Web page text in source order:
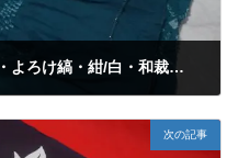
Sold out【男児浴衣6-8歳】綿・よろけ縞・紺/白・和裁教材・リメイク
次の記事